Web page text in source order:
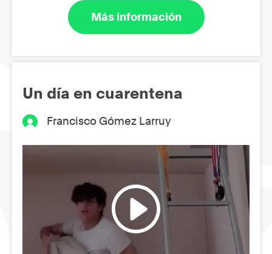
Más información
Un día en cuarentena
Francisco Gómez Larruy